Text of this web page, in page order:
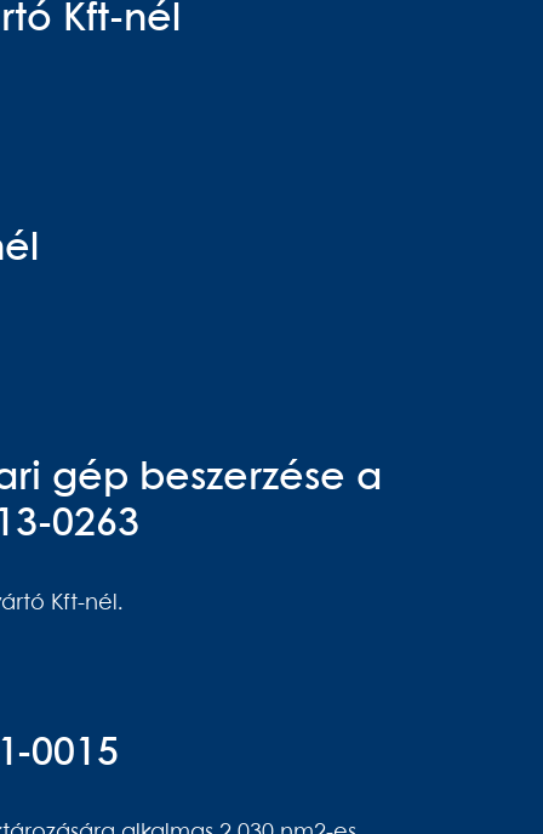
Kft-nél
gép beszerzése a
0263
Kft-nél.
0015